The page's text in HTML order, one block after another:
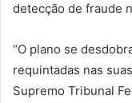
detecção de fraude
“O plano se
requintadas nas
Supremo Tribunal